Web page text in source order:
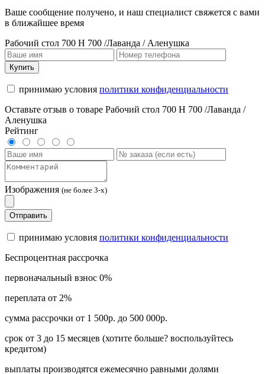
Ваше сообщение получено, и наш специалист свяжется с вами
в ближайшее время
Рабочий стол 700 Н 700 /Лаванда / Аленушка
Купить
принимаю условия политики конфиденциальности
Оставьте отзыв о товаре Рабочий стол 700 Н 700 /Лаванда /
Аленушка
Рейтинг
Изображения (не более 3-х)
Отправить
принимаю условия политики конфиденциальности
Беспроцентная рассрочка
первоначальный взнос 0%
переплата от 2%
сумма рассрочки от 1 500р. до 500 000р.
срок от 3 до 15 месяцев (хотите больше? воспользуйтесь
кредитом)
выплаты производятся ежемесячно равными долями